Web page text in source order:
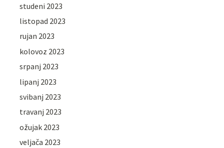
studeni 2023
listopad 2023
rujan 2023
kolovoz 2023
srpanj 2023
lipanj 2023
svibanj 2023
travanj 2023
ožujak 2023
veljača 2023